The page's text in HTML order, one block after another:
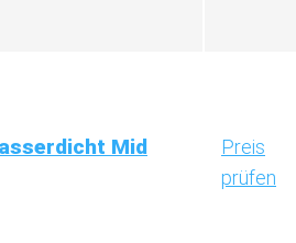
Mid
Preis
prüfen